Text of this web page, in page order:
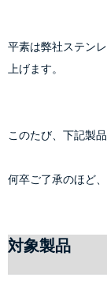
平素は弊社ステン
上げます。
このたび、下記製
何卒ご了承のほど
対象製品